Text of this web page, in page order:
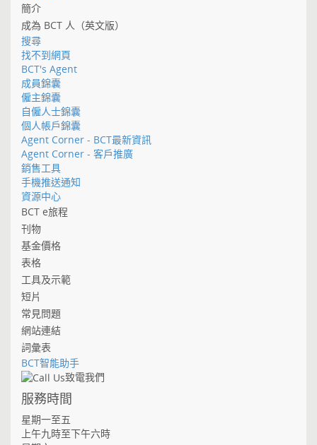
簡介
成為 BCT 人（英文版）
搜尋
找不到網頁
BCT's Agent
成員錦囊
僱主錦囊
自僱人士錦囊
個人帳戶錦囊
Agent Corner - BCT最新資訊
Agent Corner - 客戶推廣
銷售工具
手機推送通知
資源中心
BCT e旅程
刊物
基金價格
表格
工具及示範
短片
常見問題
網站連結
詞彙表
BCT智能助手
致電我們
服務時間
星期一至五
上午九時至下午六時